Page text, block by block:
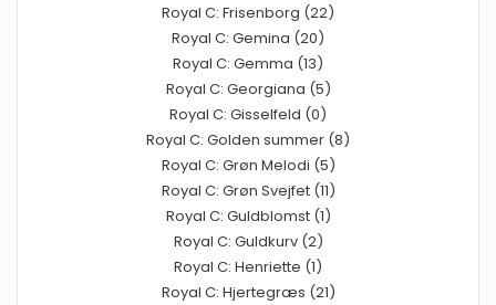
Royal C: Frisenborg (22)
Royal C: Gemina (20)
Royal C: Gemma (13)
Royal C: Georgiana (5)
Royal C: Gisselfeld (0)
Royal C: Golden summer (8)
Royal C: Grøn Melodi (5)
Royal C: Grøn Svejfet (11)
Royal C: Guldblomst (1)
Royal C: Guldkurv (2)
Royal C: Henriette (1)
Royal C: Hjertegræs (21)